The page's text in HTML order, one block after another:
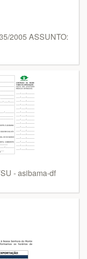
2005 ASSUNTO:
- asibama-df